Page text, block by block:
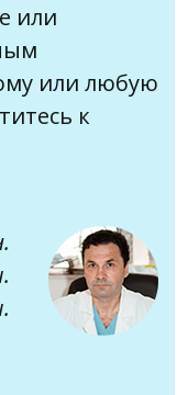
или
или любую
к